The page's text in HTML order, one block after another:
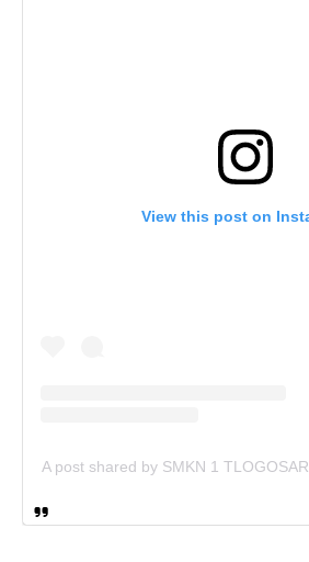
View this post on
A post shared by SMKN 1